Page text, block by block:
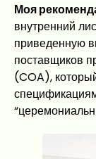
Моя
внутренний
приведенную
поставщиков
(COA),